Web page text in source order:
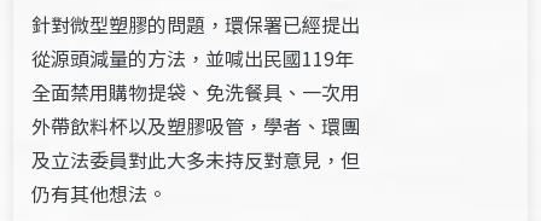
針對微型塑膠的問題，環保署已經提出
從源頭減量的方法，並喊出民國119年
全面禁用購物提袋、免洗餐具、一次用
外帶飲料杯以及塑膠吸管，學者、環團
及立法委員對此大多未持反對意見，但
仍有其他想法。